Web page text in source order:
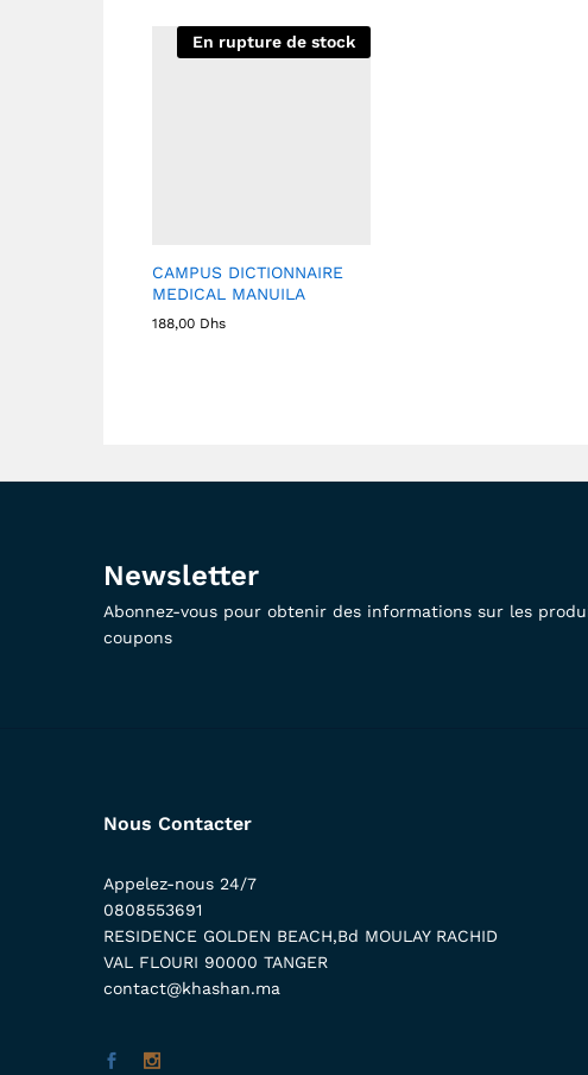
En rupture de stock
CAMPUS DICTIONNAIRE
MEDICAL MANUILA
188,00 Dhs
Newsletter
Abonnez-vous pour obtenir des informations sur les
coupons
Nous Contacter
Appelez-nous 24/7
0808553691
RESIDENCE GOLDEN BEACH,Bd MOULAY RACHID
VAL FLOURI 90000 TANGER
contact@khashan.ma